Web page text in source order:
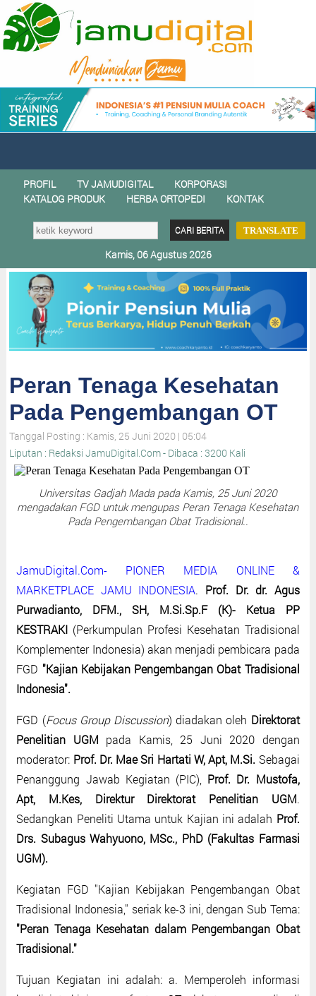
PROFIL TV JAMUDIGITAL
KORPORASI
KATALOG PRODUK
HERBA ORTOPEDI KONTAK
TRANSLATE
Kamis, 06 Agustus 2026
Peran Tenaga Kesehatan
Pada Pengembangan OT
Tanggal Posting : Kamis, 25 Juni 2020 | 05:04
Liputan : Redaksi JamuDigital.Com - Dibaca : 3200 Kali
Universitas Gadjah Mada pada Kamis, 25 Juni 2020
mengadakan FGD untuk mengupas Peran Tenaga Kesehatan
Pada Pengembangan Obat Tradisional..
JamuDigital.Com- PIONER MEDIA ONLINE &
MARKETPLACE JAMU INDONESIA. Prof. Dr. dr. Agus
Purwadianto, DFM., SH, M.Si.Sp.F (K)- Ketua PP
KESTRAKI (Perkumpulan Profesi Kesehatan Tradisional
Komplementer Indonesia) akan menjadi pembicara pada
FGD "Kajian Kebijakan Pengembangan Obat Tradisional
Indonesia".
FGD (Focus Group Discussion) diadakan oleh Direktorat
Penelitian UGM pada Kamis, 25 Juni 2020 dengan
moderator: Prof. Dr. Mae Sri Hartati W, Apt, M.Si. Sebagai
Penanggung Jawab Kegiatan (PIC), Prof. Dr. Mustofa,
Apt, M.Kes, Direktur Direktorat Penelitian UGM.
Sedangkan Peneliti Utama untuk Kajian ini adalah Prof.
Drs. Subagus Wahyuono, MSc., PhD (Fakultas Farmasi
UGM).
Kegiatan FGD "Kajian Kebijakan Pengembangan Obat
Tradisional Indonesia," seriak ke-3 ini, dengan Sub Tema:
"Peran Tenaga Kesehatan dalam Pengembangan Obat
Tradisional."
Tujuan Kegiatan ini adalah: a. Memperoleh informasi